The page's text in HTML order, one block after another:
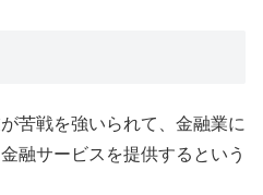
苦戦を強いられて、金融業に
融サービスを提供するという